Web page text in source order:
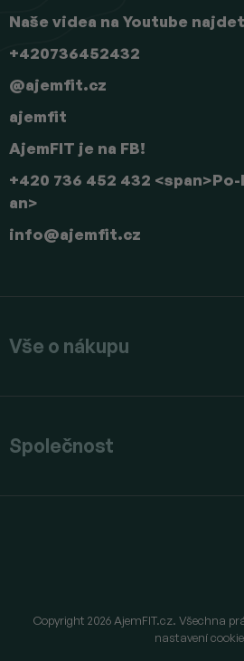
info@ajemfit.cz
+420 736 452 432
an>
AjemFIT je na FB!
ajemfit
@ajemfit.cz
+420736452432
Naše videa na Youtube
Vše o nákupu
Společnost
Copyright 2026 AjemFIT.cz. Všechna
nastavení